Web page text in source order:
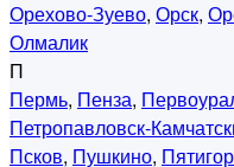
Орехово-Зуево, Орск,
Олмалик
П
Пермь, Пенза,
Петропавловск-
Псков, Пушкино,